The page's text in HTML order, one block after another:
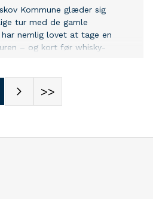
Kommune glæder sig
tur med de gamle
nemlig lovet at tage en
– og kort før whisky-
>>